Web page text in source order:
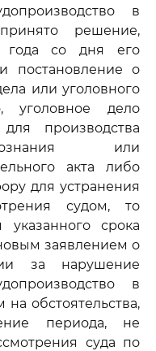
в
решение,
года со дня его
постановление о
или уголовного
уголовное дело
производства
или
акта либо
для устранения
судом, то
срока
заявлением о
за нарушение
в
обстоятельства,
периода, не
суда по